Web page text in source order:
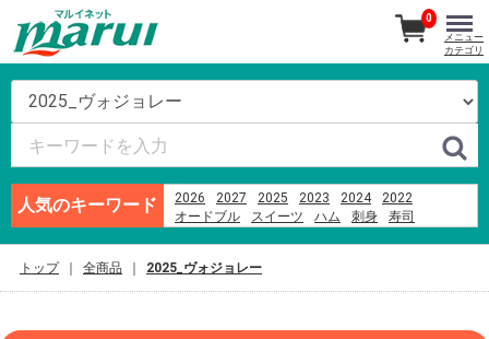
人気のキーワード 2026 2027 2025 2023 2024
2022
オードブル
スイーツ ハム 刺身
寿司
0
メニュー
カテゴリ
トップ 全商品 2025_ヴォジョレー